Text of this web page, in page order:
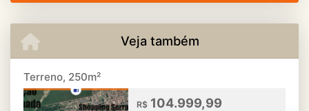
Veja também
Terreno, 250m²
R$ 104.999,99